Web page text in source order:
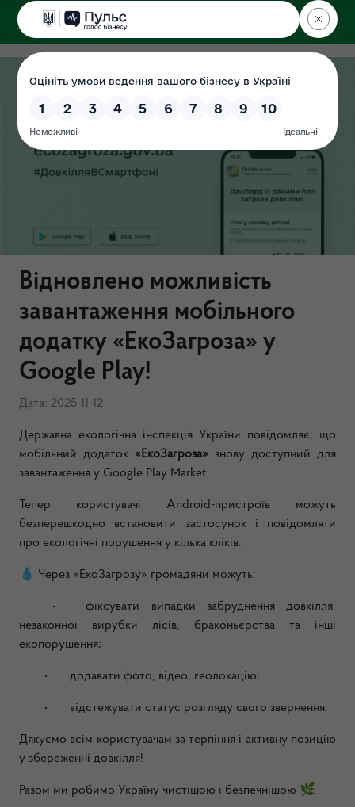
ДЕРЖЕКОІНСПЕКЦІЯ
Відновлено можливість
завантаження мобільного
додатку «ЕкоЗагроза» у
Google Play!
Дата: 2025-11-12
Державна екологічна інспекція України повідомляє, що
мобільний додаток «ЕкоЗагроза» знову доступний для
завантаження у Google Play Market.
Тепер користувачі Android-пристроїв можуть
безперешкодно встановити застосунок і повідомляти
про екологічні порушення у кілька кліків.
💧 Через «ЕкоЗагрозу» громадяни можуть:
•
фіксувати випадки забруднення довкілля,
незаконної вирубки лісів, браконьєрства та інші
екопорушення;
• додавати фото, відео, геолокацію;
• відстежувати статус розгляду свого звернення.
Дякуємо всім користувачам за терпіння і активну позицію
у збереженні довкілля!
Разом ми робимо Україну чистішою і безпечнішою 🌿